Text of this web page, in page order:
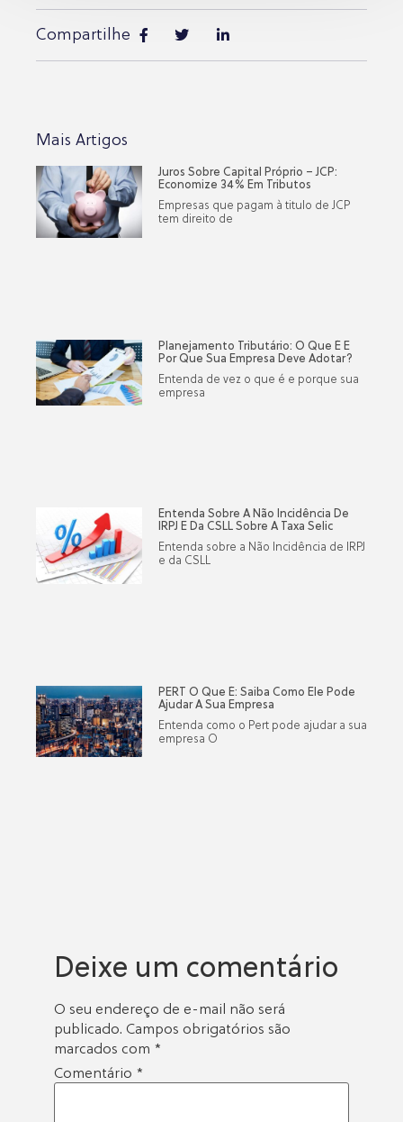
Compartilhe
Mais Artigos
Juros Sobre Capital Próprio – JCP:
Economize 34% Em Tributos
Empresas que pagam à titulo de JCP
tem direito de
Planejamento Tributário: O Que É E
Por Que Sua Empresa Deve Adotar?
Entenda de vez o que é e porque sua
empresa
Entenda Sobre A Não Incidência De
IRPJ E Da CSLL Sobre A Taxa Selic
Entenda sobre a Não Incidência de IRPJ
e da CSLL
PERT O Que É: Saiba Como Ele Pode
Ajudar A Sua Empresa
Entenda como o Pert pode ajudar a sua
empresa O
Deixe um comentário
O seu endereço de e-mail não será
publicado. Campos obrigatórios são
marcados com *
Comentário *